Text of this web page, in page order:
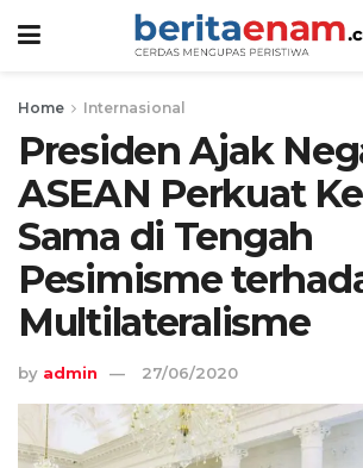
Home Internasional
Presiden Ajak
ASEAN Perkuat
Sama di Tengah
Pesimisme
Multilateralisme
by admin 27/06/2020